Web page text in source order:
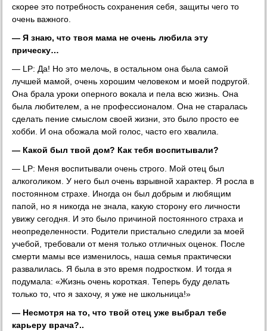
скорее это потребность сохранения себя, защиты чего то
очень важного.
— Я знаю, что твоя мама не очень любила эту
прическу…
— LP: Да! Но это мелочь, в остальном она была самой
лучшей мамой, очень хорошим человеком и моей подругой.
Она брала уроки оперного вокала и пела всю жизнь. Она
была любителем, а не профессионалом. Она не старалась
сделать пение смыслом своей жизни, это было просто ее
хобби. И она обожала мой голос, часто его хвалила.
— Какой был твой дом? Как тебя воспитывали?
— LP: Меня воспитывали очень строго. Мой отец был
алкоголиком. У него был очень взрывной характер. Я росла в
постоянном страхе. Иногда он был добрым и любящим
папой, но я никогда не знала, какую сторону его личности
увижу сегодня. И это было причиной постоянного страха и
неопределенности. Родители пристально следили за моей
учебой, требовали от меня только отличных оценок. После
смерти мамы все изменилось, наша семья практически
развалилась. Я была в это время подростком. И тогда я
подумала: «Жизнь очень короткая. Теперь буду делать
только то, что я захочу, я уже не школьница!»
— Несмотря на то, что твой отец уже выбрал тебе
карьеру врача?..